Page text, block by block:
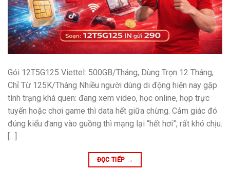
Gói 12T5G125 Viettel: 500GB/Tháng, Dùng Trọn 12 Tháng,
Chỉ Từ 125K/Tháng Nhiều người dùng di động hiện nay gặp
tình trạng khá quen: đang xem video, học online, họp trực
tuyến hoặc chơi game thì data hết giữa chừng. Cảm giác đó
đúng kiểu đang vào guồng thì mạng lại “hết hơi”, rất khó chịu.
[…]
ĐỌC TIẾP →